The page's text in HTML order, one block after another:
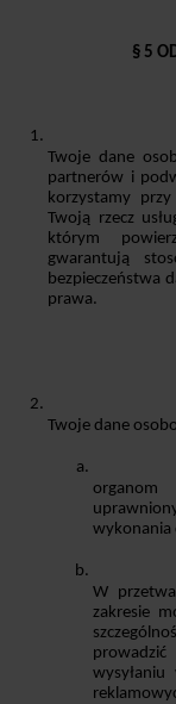
§ 5
Twoje dane
partnerów i
korzystamy
Twoją rzecz
którym
gwarantują
bezpieczeństwa
prawa.
Twoje dane
wykonania
W
zakresie